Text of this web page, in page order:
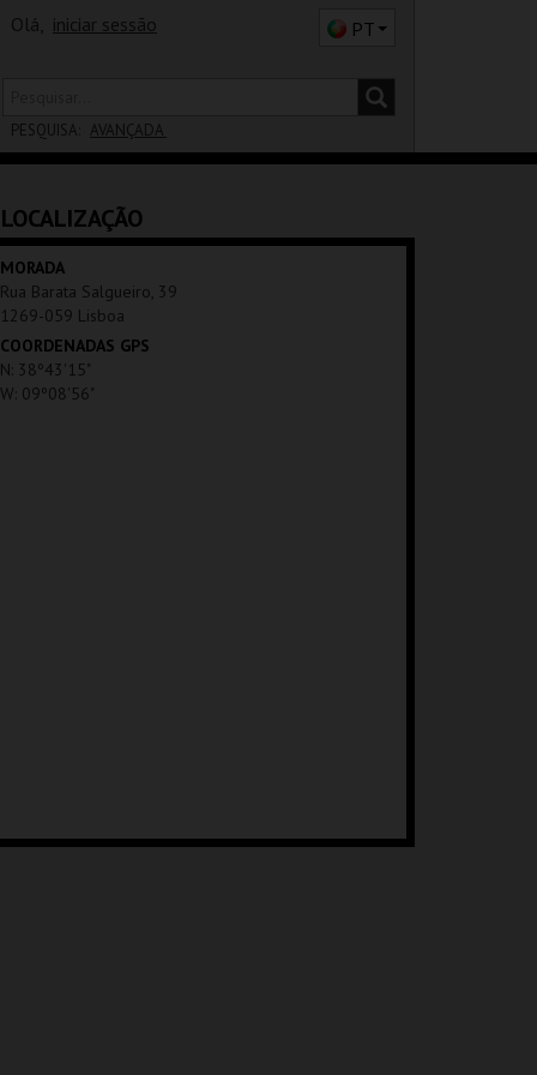
Olá, iniciar sessão PT
PESQUISA: AVANÇADA
SALA
LOCALIZAÇÃO
MORADA
Rua Barata Salgueiro, 39
1269-059 Lisboa
COORDENADAS GPS
N: 38º43'15"
W: 09º08'56"